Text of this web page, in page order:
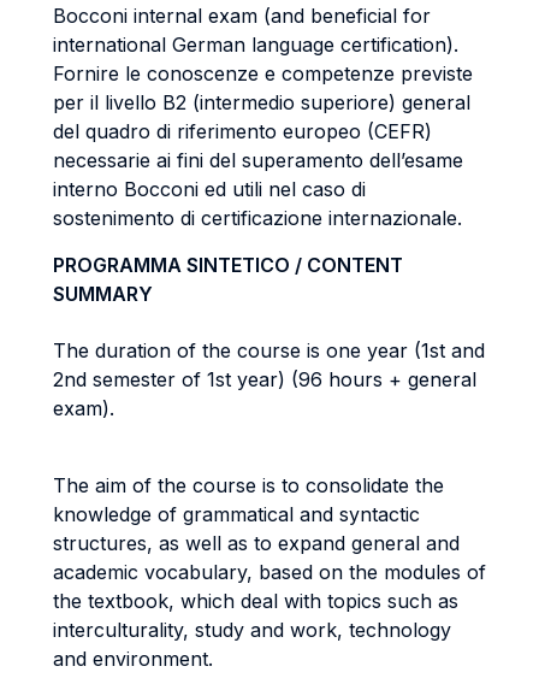
Bocconi internal exam (and beneficial for
international German language certification).
Fornire le conoscenze e competenze previste
per il livello B2 (intermedio superiore) general
del quadro di riferimento europeo (CEFR)
necessarie ai fini del superamento dell’esame
interno Bocconi ed utili nel caso di
sostenimento di certificazione internazionale.
PROGRAMMA SINTETICO / CONTENT
SUMMARY
The duration of the course is one year (1st and
2nd semester of 1st year) (96 hours + general
exam).
The aim of the course is to consolidate the
knowledge of grammatical and syntactic
structures, as well as to expand general and
academic vocabulary, based on the modules of
the textbook, which deal with topics such as
interculturality, study and work, technology
and environment.